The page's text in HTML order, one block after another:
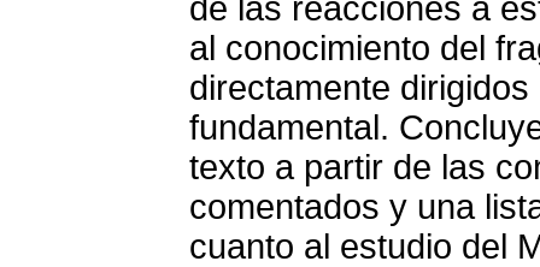
de las reacciones a
al conocimiento del
directamente
fundamental.
texto a partir de las
comentados y una
cuanto al estudio del